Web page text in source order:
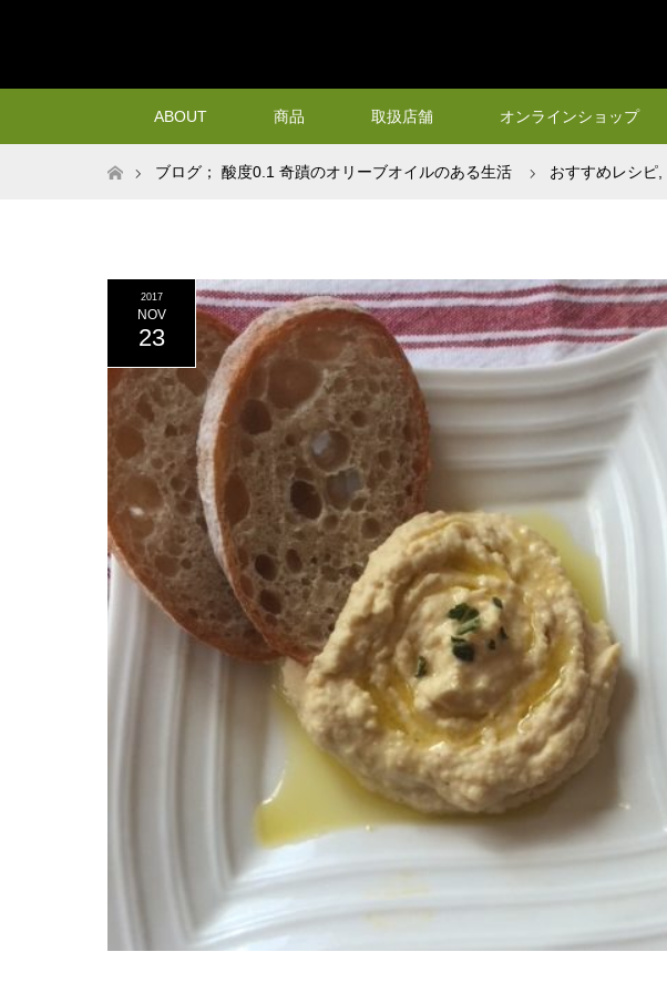
ABOUT 商品 取扱店舗 オンラインショップ
ホームブログ； 酸度0.1 奇蹟のオリーブオイルのある生活 おすすめレシピ
2017
NOV
23